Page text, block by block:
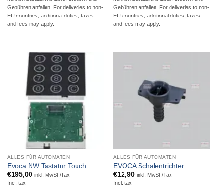
Gebühren anfallen. For deliveries to non-
EU countries, additional duties, taxes
and fees may apply.
Gebühren anfallen. For deliveries to non-
EU countries, additional duties, taxes
and fees may apply.
ALLES FÜR AUTOMATEN
Evoca NW Tastatur Touch
€195,00 inkl. MwSt./Tax
Incl. tax
ALLES FÜR AUTOMATEN
EVOCA Schalentrichter
€12,90 inkl. MwSt./Tax
Incl. tax